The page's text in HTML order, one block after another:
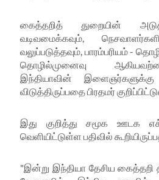
கைத்தறித் துறையின்
வடிவமைக்கவும்,
வலுப்படுத்தவும், பாரம்பரியம் -
தொழில்முனைவு
இந்தியாவின்
விடுத்திருப்பதை பிரதமர்
இது குறித்து சமூக ஊடக
வெளியிட்டுள்ள பதிவில்
"இன்று இந்தியா தேசிய